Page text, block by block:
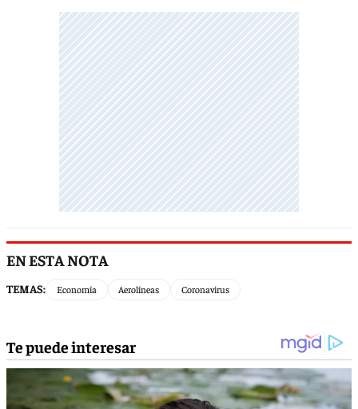
EN ESTA NOTA
TEMAS: Economía Aerolíneas Coronavirus